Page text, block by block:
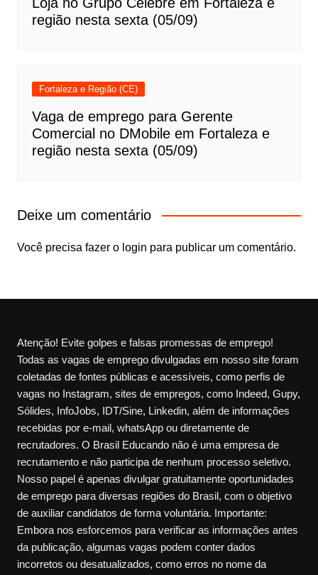
região nesta sexta (05/09)
Fortaleza e Região (CE)
Vaga de emprego para Gerente
Comercial no DMobile em Fortaleza e
região nesta sexta (05/09)
Deixe um comentário
Você precisa fazer o login para publicar um comentário.
Atenção! Evite golpes e falsas promessas de emprego!
Todas as vagas de emprego divulgadas em nosso site foram
coletadas de fontes públicas e acessíveis, como perfis de
vagas no Instagram, sites de empregos, como Indeed, Gupy,
Sólides, InfoJobs, IDT/Sine, Linkedin, além de informações
recebidas por e-mail, whatsApp ou diretamente de
recrutadores. O Brasil Educando não é uma empresa de
recrutamento e não participa de nenhum processo seletivo.
Nosso papel é apenas divulgar gratuitamente oportunidades
de emprego para diversas regiões do Brasil, com o objetivo
de auxiliar candidatos de forma voluntária. Importante:
Embora nos esforcemos para verificar as informações antes
da publicação, algumas vagas podem conter dados
incorretos ou desatualizados, como erros no nome da